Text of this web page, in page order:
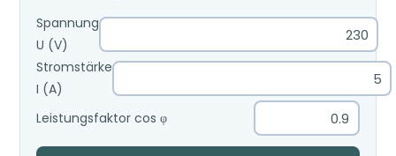
Spannung
U (V)
Stromstärke
I (A)
Leistungsfaktor cos φ